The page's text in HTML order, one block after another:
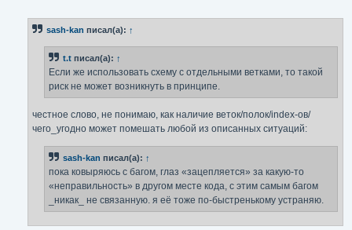
sash-kan писал(а): ↑
t.t писал(а): ↑
Если же использовать схему с отдельными ветками, то такой
риск не может возникнуть в принципе.
честное слово, не понимаю, как наличие веток/полок/index-ов/
чего_угодно может помешать любой из описанных ситуаций:
sash-kan писал(а): ↑
пока ковыряюсь с багом, глаз «зацепляется» за какую-то
«неправильность» в другом месте кода, с этим самым багом
_никак_ не связанную. я её тоже по-быстренькому устраняю.